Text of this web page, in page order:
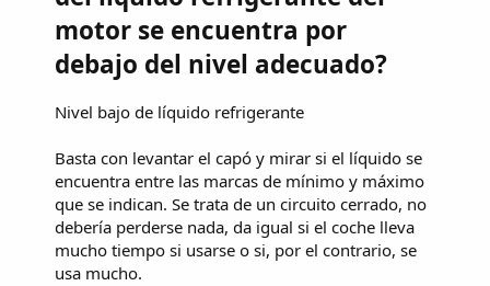
motor se encuentra por
debajo del nivel adecuado?
Nivel bajo de líquido refrigerante
Basta con levantar el capó y mirar si el líquido se
encuentra entre las marcas de mínimo y máximo
que se indican. Se trata de un circuito cerrado, no
debería perderse nada, da igual si el coche lleva
mucho tiempo si usarse o si, por el contrario, se
usa mucho.